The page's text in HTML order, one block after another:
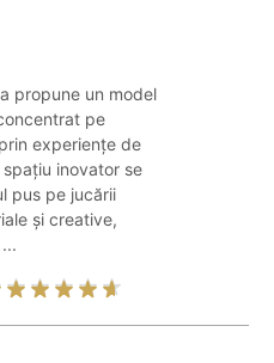
propune un model
pe
experiențe de
inovator se
pus pe jucării
și creative,